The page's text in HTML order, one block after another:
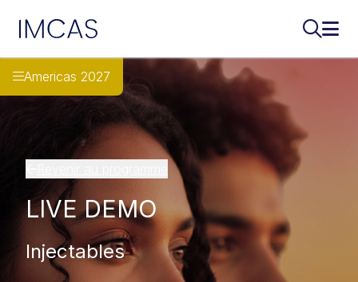
IMCAS
Americas 2027
LIVE DEMO
Injectables